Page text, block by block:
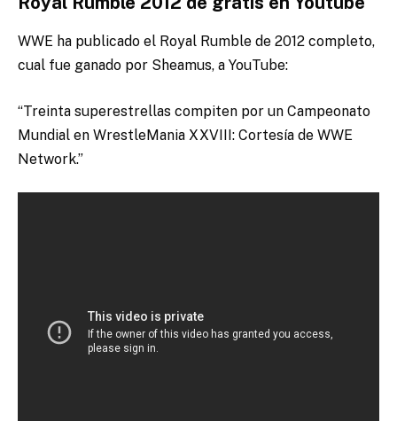
WWE ha publicado el Royal Rumble de 2012 completo,
cual fue ganado por Sheamus, a YouTube:
“Treinta superestrellas compiten por un Campeonato
Mundial en WrestleMania XXVIII: Cortesía de WWE
Network.”